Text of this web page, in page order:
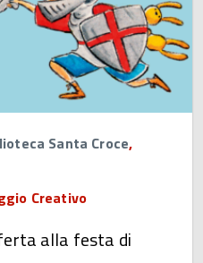
Santa Croce,
Creativo
alla festa di